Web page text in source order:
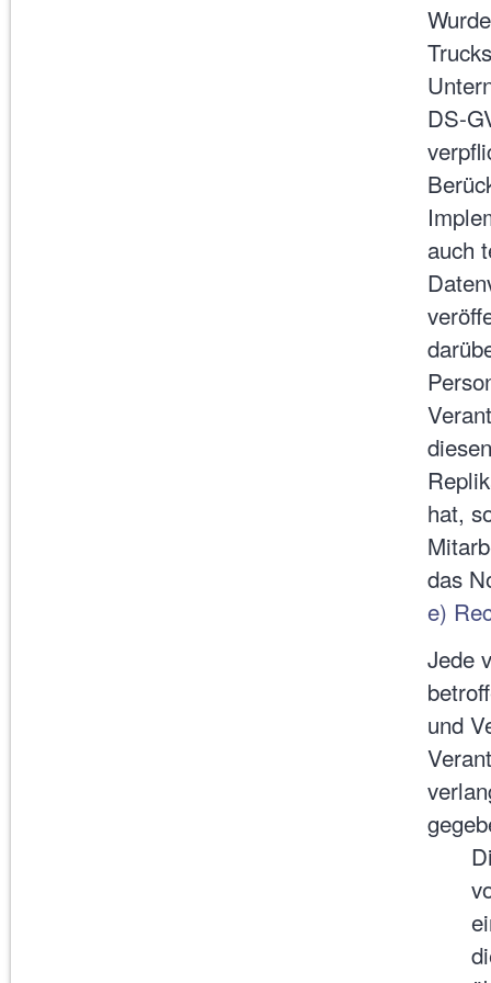
DS-
auch
hat,
das
e)
Jede
und